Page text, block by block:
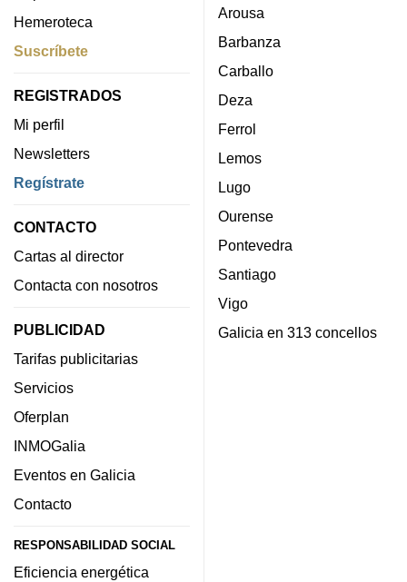
Hemeroteca
Suscríbete
REGISTRADOS
Mi perfil
Newsletters
Regístrate
CONTACTO
Cartas al director
Contacta con nosotros
PUBLICIDAD
Tarifas publicitarias
Servicios
Oferplan
INMOGalia
Eventos en Galicia
Contacto
RESPONSABILIDAD SOCIAL
Eficiencia energética
Arousa
Barbanza
Carballo
Deza
Ferrol
Lemos
Lugo
Ourense
Pontevedra
Santiago
Vigo
Galicia en 313 concellos